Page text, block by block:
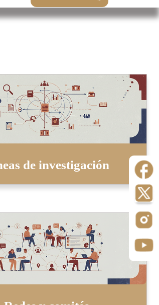
de investigación